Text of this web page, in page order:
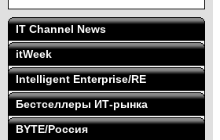
IT Channel News
itWeek
Intelligent Enterprise/RE
Бестселлеры ИТ-рынка
BYTE/Россия